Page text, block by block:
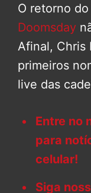
O retorno do
Doomsday
Afinal, Chris
primeiros
live das
Entre no
para
celular!
Siga